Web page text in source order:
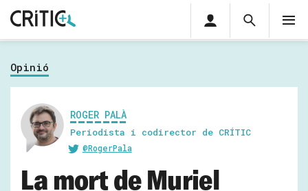
Cerca
Cerca
privada
Inicia sessió
Opinió
ROGER PALÀ
Periodista i codirector de CRÍTIC
@RogerPala
La mort de Muriel